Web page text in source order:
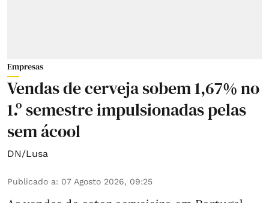
Empresas
Vendas de cerveja sobem 1,67% no
1.º semestre impulsionadas pelas
sem ácool
DN/Lusa
Publicado a: 07 Agosto 2026, 09:25